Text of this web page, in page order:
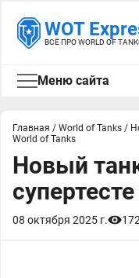
WOT
ВСЁ ПРО WORLD OF
Меню сайта
Главная / World of Tanks /
World of Tanks
Новый
08 октября 2025 г.